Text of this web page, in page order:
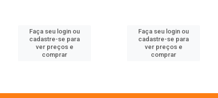
Faça seu login ou
cadastre-se para
ver preços e
comprar
Faça seu login ou
cadastre-se para
ver preços e
comprar